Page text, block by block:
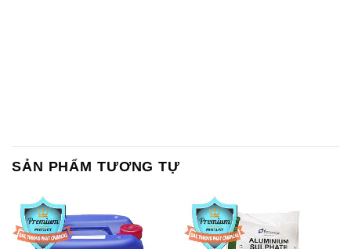
SẢN PHẨM TƯƠNG TỰ